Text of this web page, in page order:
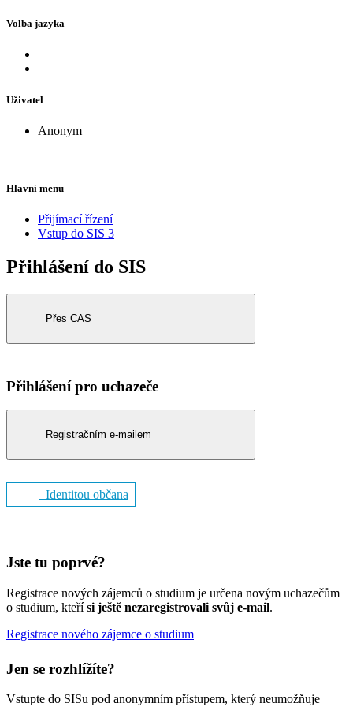
Volba jazyka
Uživatel
Anonym
Hlavní menu
Přijímací řízení
Vstup do SIS 3
Přihlášení do SIS
Přes CAS
Přihlášení pro uchazeče
Registračním e-mailem
Identitou občana
Jste tu poprvé?
Registrace nových zájemců o studium je určena novým uchazečům
o studium, kteřísi ještě nezaregistrovali svůj e-mail.
Registrace nového zájemce o studium
Jen se rozhlížíte?
Vstupte do SISu pod anonymním přístupem, který neumožňuje